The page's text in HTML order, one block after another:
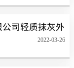
司轻质抹灰外
2022-03-26